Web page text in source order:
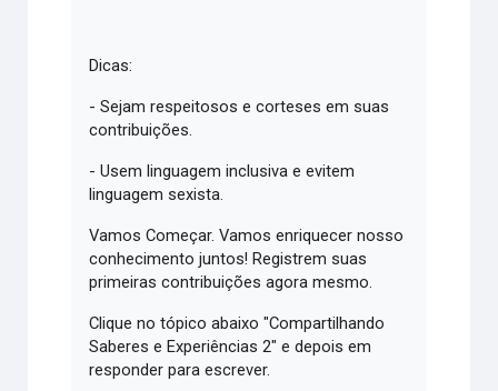
Dicas:
- Sejam respeitosos e corteses em suas
contribuições.
- Usem linguagem inclusiva e evitem
linguagem sexista.
Vamos Começar. Vamos enriquecer nosso
conhecimento juntos! Registrem suas
primeiras contribuições agora mesmo.
Clique no tópico abaixo "Compartilhando
Saberes e Experiências 2" e depois em
responder para escrever.